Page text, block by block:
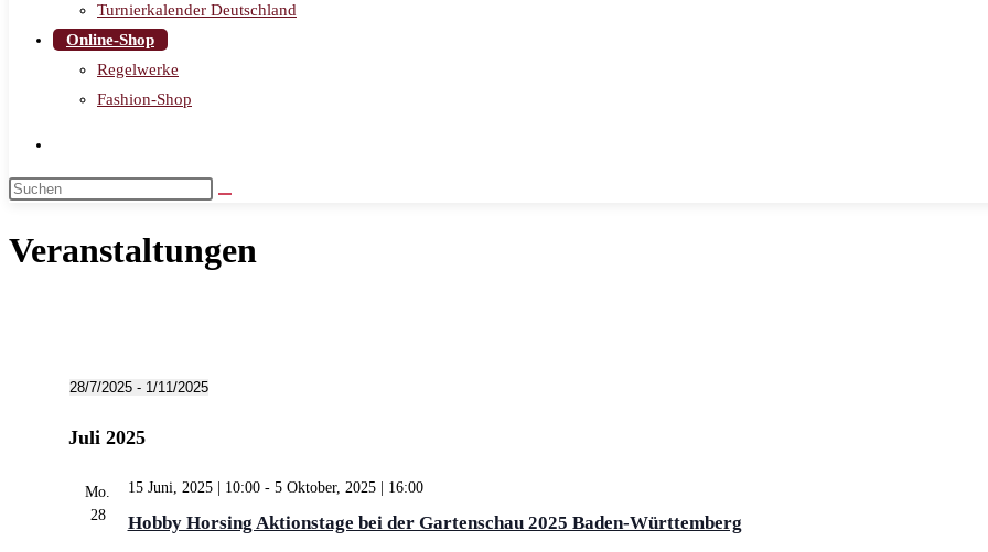
Turnierkalender Deutschland
Online-Shop
Regelwerke
Fashion-Shop
Veranstaltungen
Veranstaltungen
28/7/2025 - 1/11/2025
wählen.
Juli 2025
Mo.
28
Hobby Horsing Aktionstage bei der Gartenschau 2025 Baden-Württemberg
15 Juni, 2025 | 10:00- 5 Oktober, 2025 | 16:00